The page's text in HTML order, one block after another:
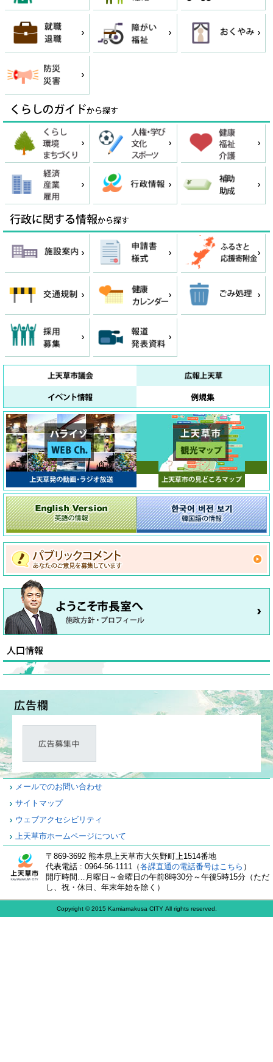
メールでのお問い合わせ
サイトマップ
ウェブアクセシビリティ
上天草市ホームページについて
〒869-3692 熊本県上天草市大矢野町上1514番地
代表電話 : 0964-56-1111（各課直通の電話番号はこちら ）
開庁時間…月曜日～金曜日の午前8時30分～午後5時15分（ただ
し、祝・休日、年末年始を除く）
Copyright © 2015 Kamiamakusa CITY All rights reserved.